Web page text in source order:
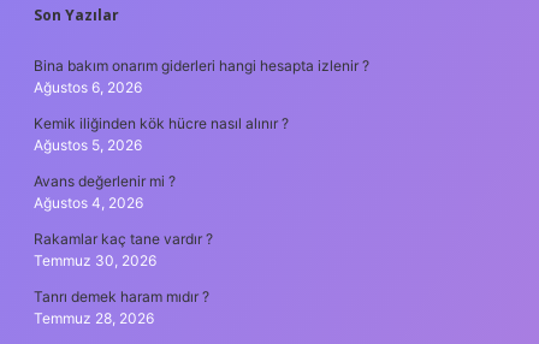
SIDEBAR
Son Yazılar
Bina bakım onarım giderleri hangi hesapta izlenir ?
Ağustos 6, 2026
Kemik iliğinden kök hücre nasıl alınır ?
Ağustos 5, 2026
Avans değerlenir mi ?
Ağustos 4, 2026
Rakamlar kaç tane vardır ?
Temmuz 30, 2026
Tanrı demek haram mıdır ?
Temmuz 28, 2026